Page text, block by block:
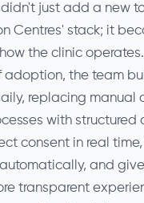
just add a new
Centres' stack; it
the clinic
adoption, the team
replacing manual
with structured
consent in real
and
transparent